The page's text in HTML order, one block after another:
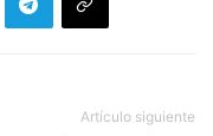
Artículo siguiente